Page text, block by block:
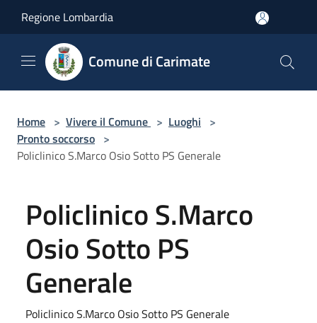
Regione Lombardia
Comune di Carimate
Home > Vivere il Comune > Luoghi >
Pronto soccorso >
Policlinico S.Marco Osio Sotto PS Generale
Policlinico S.Marco
Osio Sotto PS
Generale
Policlinico S.Marco Osio Sotto PS Generale